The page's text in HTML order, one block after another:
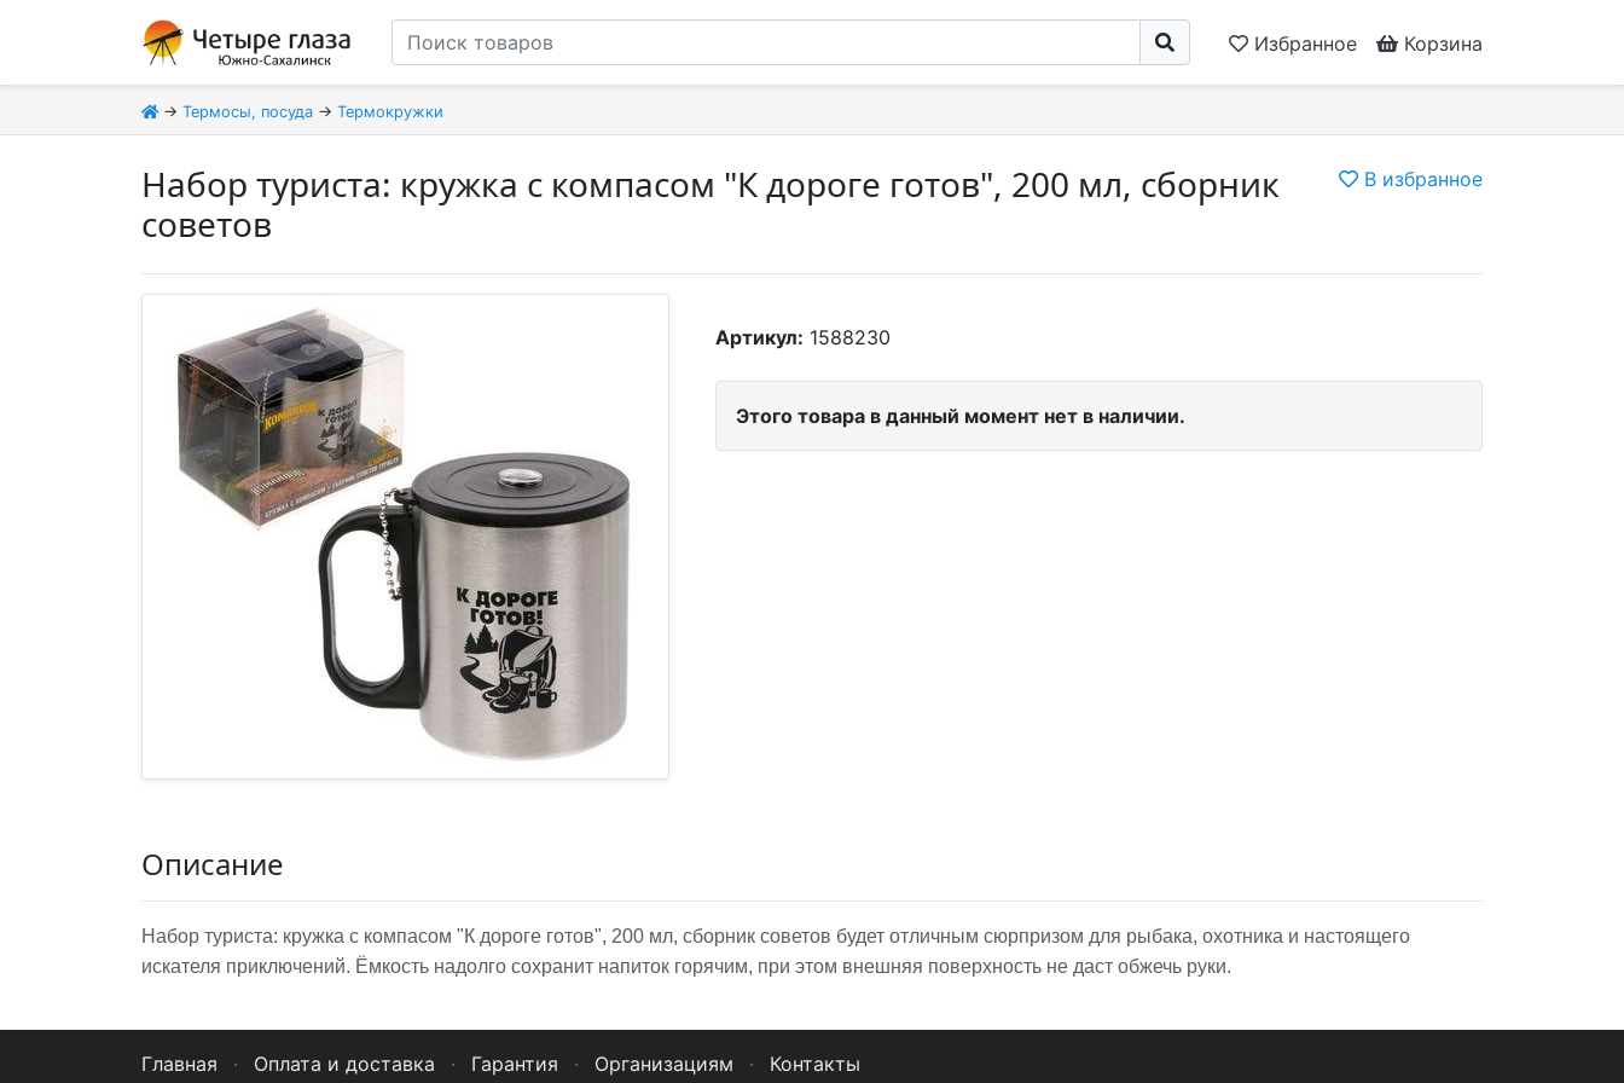
Избранное Корзина
→ Термосы, посуда → Термокружки
Набор туриста: кружка с компасом "К дороге готов", 200 мл, сборник
советов
В избранное
Артикул: 1588230
Этого товара в данный момент нет в наличии.
Описание
Набор туриста: кружка с компасом "К дороге готов", 200 мл, сборник советов будет отличным сюрпризом для рыбака, охотника и настоящего
искателя приключений. Ёмкость надолго сохранит напиток горячим, при этом внешняя поверхность не даст обжечь руки.
Главная · Оплата и доставка · Гарантия · Организациям · Контакты